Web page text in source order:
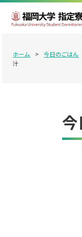
ホーム > 今日のごはん
汁